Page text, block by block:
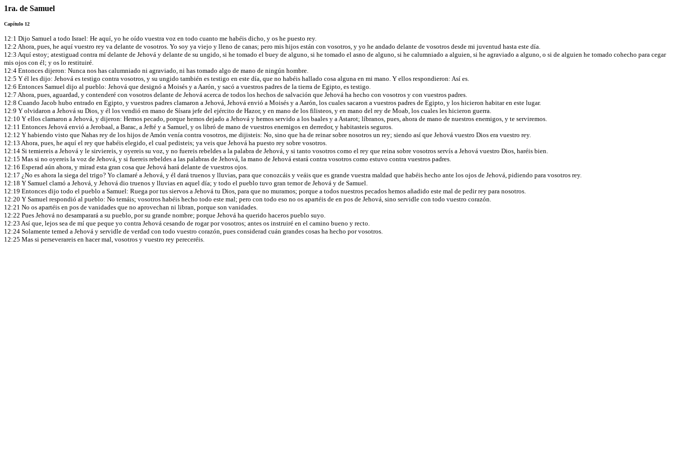
1ra. de Samuel
Capítulo 12
12:1 Dijo Samuel a todo Israel: He aquí, yo he oído vuestra voz en todo cuanto me habéis dicho, y os he puesto rey.
12:2 Ahora, pues, he aquí vuestro rey va delante de vosotros. Yo soy ya viejo y lleno de canas; pero mis hijos están con vosotros, y yo he andado delante de vosotros desde mi juventud hasta este día.
12:3 Aquí estoy; atestiguad contra mí delante de Jehová y delante de su ungido, si he tomado el buey de alguno, si he tomado el asno de alguno, si he calumniado a alguien, si he agraviado a alguno, o si de alguien he tomado cohecho para cegar
mis ojos con él; y os lo restituiré.
12:4 Entonces dijeron: Nunca nos has calumniado ni agraviado, ni has tomado algo de mano de ningún hombre.
12:5 Y él les dijo: Jehová es testigo contra vosotros, y su ungido también es testigo en este día, que no habéis hallado cosa alguna en mi mano. Y ellos respondieron: Así es.
12:6 Entonces Samuel dijo al pueblo: Jehová que designó a Moisés y a Aarón, y sacó a vuestros padres de la tierra de Egipto, es testigo.
12:7 Ahora, pues, aguardad, y contenderé con vosotros delante de Jehová acerca de todos los hechos de salvación que Jehová ha hecho con vosotros y con vuestros padres.
12:8 Cuando Jacob hubo entrado en Egipto, y vuestros padres clamaron a Jehová, Jehová envió a Moisés y a Aarón, los cuales sacaron a vuestros padres de Egipto, y los hicieron habitar en este lugar.
12:9 Y olvidaron a Jehová su Dios, y él los vendió en mano de Sísara jefe del ejército de Hazor, y en mano de los filisteos, y en mano del rey de Moab, los cuales les hicieron guerra.
12:10 Y ellos clamaron a Jehová, y dijeron: Hemos pecado, porque hemos dejado a Jehová y hemos servido a los baales y a Astarot; líbranos, pues, ahora de mano de nuestros enemigos, y te serviremos.
12:11 Entonces Jehová envió a Jerobaal, a Barac, a Jefté y a Samuel, y os libró de mano de vuestros enemigos en derredor, y habitasteis seguros.
12:12 Y habiendo visto que Nahas rey de los hijos de Amón venía contra vosotros, me dijisteis: No, sino que ha de reinar sobre nosotros un rey; siendo así que Jehová vuestro Dios era vuestro rey.
12:13 Ahora, pues, he aquí el rey que habéis elegido, el cual pedisteis; ya veis que Jehová ha puesto rey sobre vosotros.
12:14 Si temiereis a Jehová y le sirviereis, y oyereis su voz, y no fuereis rebeldes a la palabra de Jehová, y si tanto vosotros como el rey que reina sobre vosotros servís a Jehová vuestro Dios, haréis bien.
12:15 Mas si no oyereis la voz de Jehová, y si fuereis rebeldes a las palabras de Jehová, la mano de Jehová estará contra vosotros como estuvo contra vuestros padres.
12:16 Esperad aún ahora, y mirad esta gran cosa que Jehová hará delante de vuestros ojos.
12:17 ¿No es ahora la siega del trigo? Yo clamaré a Jehová, y él dará truenos y lluvias, para que conozcáis y veáis que es grande vuestra maldad que habéis hecho ante los ojos de Jehová, pidiendo para vosotros rey.
12:18 Y Samuel clamó a Jehová, y Jehová dio truenos y lluvias en aquel día; y todo el pueblo tuvo gran temor de Jehová y de Samuel.
12:19 Entonces dijo todo el pueblo a Samuel: Ruega por tus siervos a Jehová tu Dios, para que no muramos; porque a todos nuestros pecados hemos añadido este mal de pedir rey para nosotros.
12:20 Y Samuel respondió al pueblo: No temáis; vosotros habéis hecho todo este mal; pero con todo eso no os apartéis de en pos de Jehová, sino servidle con todo vuestro corazón.
12:21 No os apartéis en pos de vanidades que no aprovechan ni libran, porque son vanidades.
12:22 Pues Jehová no desamparará a su pueblo, por su grande nombre; porque Jehová ha querido haceros pueblo suyo.
12:23 Así que, lejos sea de mí que peque yo contra Jehová cesando de rogar por vosotros; antes os instruiré en el camino bueno y recto.
12:24 Solamente temed a Jehová y servidle de verdad con todo vuestro corazón, pues considerad cuán grandes cosas ha hecho por vosotros.
12:25 Mas si perseverareis en hacer mal, vosotros y vuestro rey pereceréis.